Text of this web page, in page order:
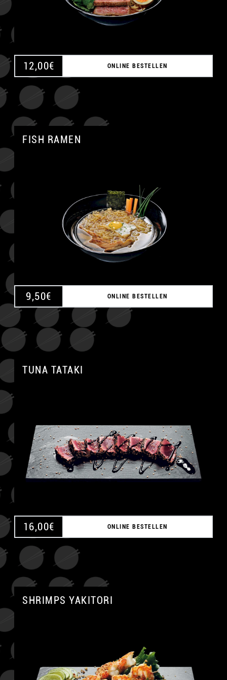
12,00€ ONLINE BESTELLEN
FISH RAMEN
9,50€ ONLINE BESTELLEN
TUNA TATAKI
16,00€ ONLINE BESTELLEN
SHRIMPS YAKITORI